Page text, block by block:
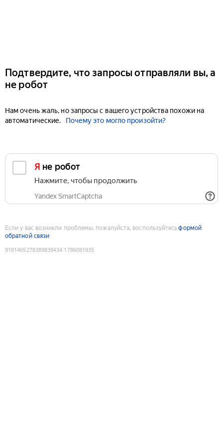
Подтвердите, что запросы отправляли вы, а
не робот
Нам очень жаль, но запросы с вашего устройства похожи на
автоматические.
Почему это могло произойти?
Я не робот
Нажмите, чтобы продолжить
Yandex SmartCaptcha
Если у вас возникли проблемы, пожалуйста, воспользуйтесьформой
обратной связи
9181465278389839434:1786081935